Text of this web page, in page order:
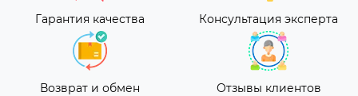
Гарантия качества Консультация эксперта
Возврат и обмен Отзывы клиентов